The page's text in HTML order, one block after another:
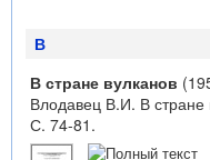
В
В стране вулканов
Влодавец В.И. В
С. 74-81.